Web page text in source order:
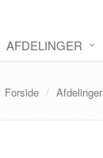
AFDELINGER
Forside Afdelinger